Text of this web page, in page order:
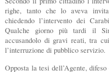
righe, tanto che lo aveva
chiedendo l’intervento dei
Qualche giorno più tardi il
accusandolo di gravi reati, tra
l’interruzione di pubblico servizio.
Opposta la tesi dell’Agente,